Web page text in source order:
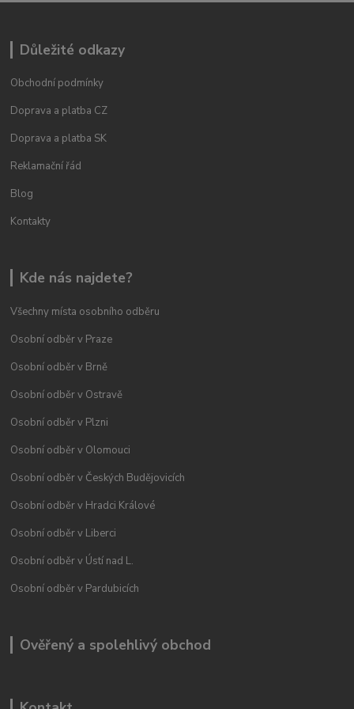
Důležité odkazy
Obchodní podmínky
Doprava a platba CZ
Doprava a platba SK
Reklamační řád
Blog
Kontakty
Kde nás najdete?
Všechny místa osobního odběru
Osobní odběr v Praze
Osobní odběr v Brně
Osobní odběr v Ostravě
Osobní odběr v Plzni
Osobní odběr v Olomouci
Osobní odběr v Českých Budějovicích
Osobní odběr v Hradci Králové
Osobní odběr v Liberci
Osobní odběr v Ústí nad L.
Osobní odběr v Pardubicích
Ověřený a spolehlivý obchod